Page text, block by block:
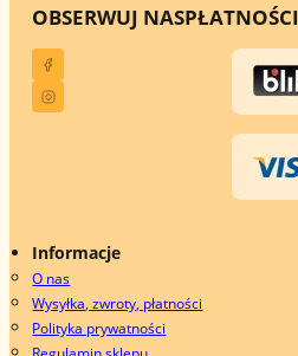
OBSERWUJ NASPŁATNOŚCI
Informacje
O nas
Wysyłka, zwroty, płatności
Polityka prywatności
Regulamin sklepu